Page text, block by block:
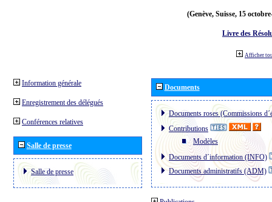
(Genève, Suisse, 15
Livre des
Afficher
Information générale
Enregistrement des délégués
Conférences relatives
Salle de presse
Salle de presse
Documents
Documents roses (Commissions
Contributions
Modèles
Documents d´information (INFO)
Documents administratifs (ADM)